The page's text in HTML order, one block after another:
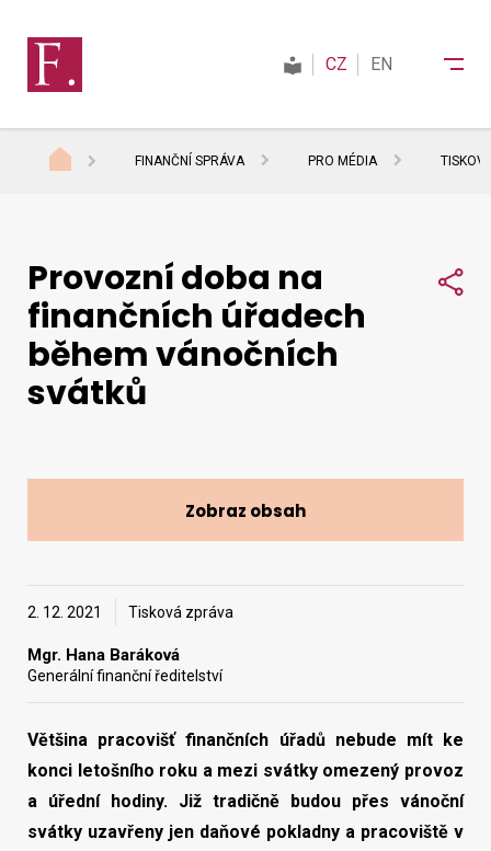
Daně
Mezinárodní spolupráce
CZ EN
FINANČNÍ SPRÁVA PRO MÉDIA
2. 12. 2021 Tisková zpráva
Mgr. Hana Baráková
Generální finanční ředitelství
Většina pracovišť finančních úřadů nebude mít ke
konci letošního roku a mezi svátky omezený provoz
a úřední hodiny. Již tradičně budou přes vánoční
svátky uzavřeny jen daňové pokladny a pracoviště v
Provozní doba na
finančních úřadech
během vánočních
svátků
Zobraz obsah